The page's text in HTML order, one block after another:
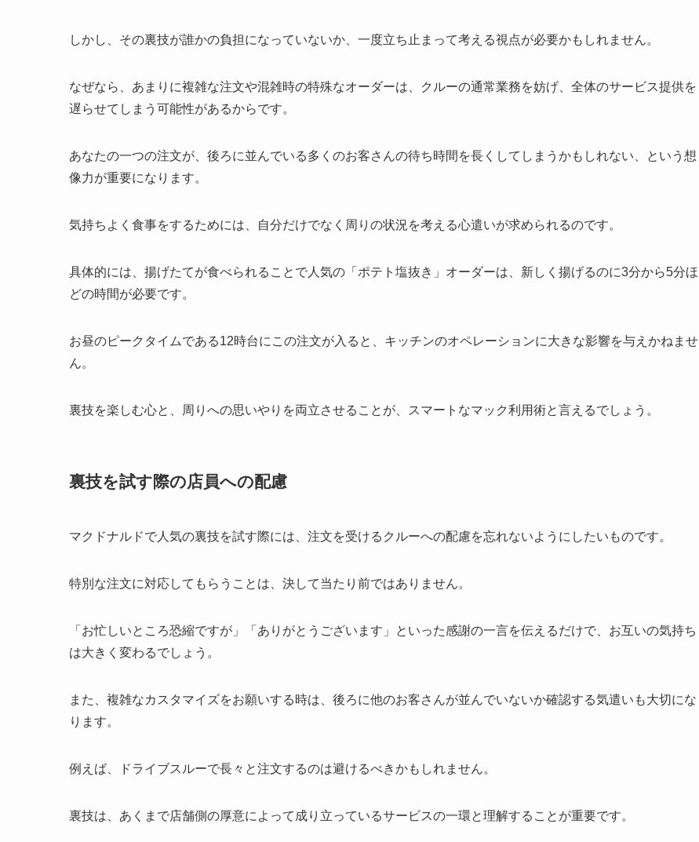
しかし、その裏技が誰かの負担になっていないか、一度立ち止まって考える視点が必要かもしれません。
なぜなら、あまりに複雑な注文や混雑時の特殊なオーダーは、クルーの通常業務を妨げ、全体のサービス提供を
遅らせてしまう可能性があるからです。
あなたの一つの注文が、後ろに並んでいる多くのお客さんの待ち時間を長くしてしまうかもしれない、という想
像力が重要になります。
気持ちよく食事をするためには、自分だけでなく周りの状況を考える心遣いが求められるのです。
具体的には、揚げたてが食べられることで人気の「ポテト塩抜き」オーダーは、新しく揚げるのに3分から5分ほ
どの時間が必要です。
お昼のピークタイムである12時台にこの注文が入ると、キッチンのオペレーションに大きな影響を与えかねませ
ん。
裏技を楽しむ心と、周りへの思いやりを両立させることが、スマートなマック利用術と言えるでしょう。
裏技を試す際の店員への配慮
マクドナルドで人気の裏技を試す際には、注文を受けるクルーへの配慮を忘れないようにしたいものです。
特別な注文に対応してもらうことは、決して当たり前ではありません。
「お忙しいところ恐縮ですが」「ありがとうございます」といった感謝の一言を伝えるだけで、お互いの気持ち
は大きく変わるでしょう。
また、複雑なカスタマイズをお願いする時は、後ろに他のお客さんが並んでいないか確認する気遣いも大切にな
ります。
例えば、ドライブスルーで長々と注文するのは避けるべきかもしれません。
裏技は、あくまで店舗側の厚意によって成り立っているサービスの一環と理解することが重要です。